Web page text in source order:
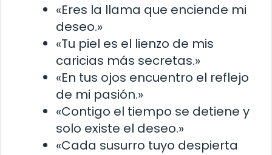
«Eres la llama que enciende mi
deseo.»
«Tu piel es el lienzo de mis
caricias más secretas.»
«En tus ojos encuentro el reflejo
de mi pasión.»
«Contigo el tiempo se detiene y
solo existe el deseo.»
«Cada susurro tuyo despierta